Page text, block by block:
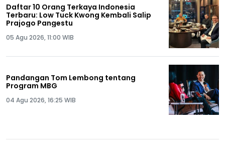
Daftar 10 Orang Terkaya Indonesia
Terbaru: Low Tuck Kwong Kembali Salip
Prajogo Pangestu
05 Agu 2026, 11:00 WIB
Pandangan Tom Lembong tentang
Program MBG
04 Agu 2026, 16:25 WIB